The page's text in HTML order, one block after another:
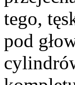
tego,
pod